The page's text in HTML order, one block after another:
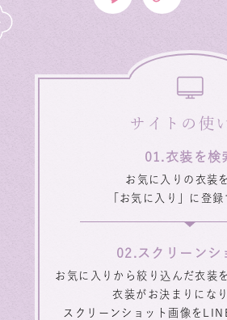
サイトの使
衣装を検
お気に入りの衣装
「お気に入り」に登録
スクリーンシ
お気に入りから絞り込んだ衣装
衣装がお決まりにな
スクリーンショット画像を